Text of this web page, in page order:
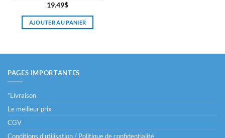
19.49$
AJOUTER AU PANIER
PAGES IMPORTANTES
*Livraison
Le meilleur prix
CGV
Conditions d’utilisation / Politique de confidentialité